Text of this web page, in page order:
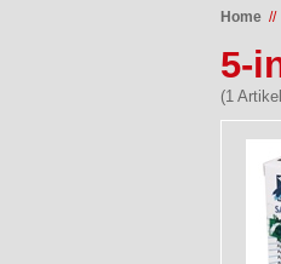
Home //
5-
(1